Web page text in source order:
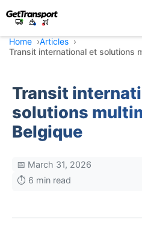
Home
Articles
Transit international et solutions
Transit
solutions
Belgique
📅 March 31, 2026
⏱️ 6 min read